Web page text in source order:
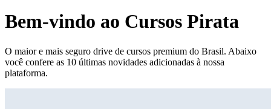
Bem-vindo ao Cursos Pirata
O maior e mais seguro drive de cursos premium do Brasil. Abaixo
você confere as 10 últimas novidades adicionadas à nossa
plataforma.